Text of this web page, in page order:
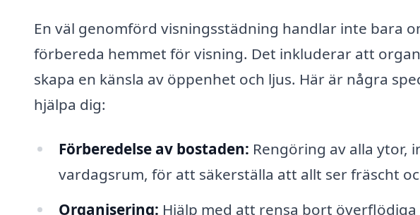
En väl genomförd visningsstädning handlar inte bara
förbereda hemmet för visning. Det inkluderar att
skapa en känsla av öppenhet och ljus. Här är några
hjälpa dig:
Förberedelse av bostaden: Rengöring av alla ytor,
vardagsrum, för att säkerställa att allt ser fräscht
Organisering: Hjälp med att rensa bort